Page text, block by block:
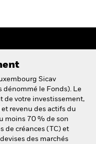
Sicav
dénommé le Fonds). Le
de votre investissement,
revenu des actifs du
moins 70 % de son
de créances (TC) et
des marchés